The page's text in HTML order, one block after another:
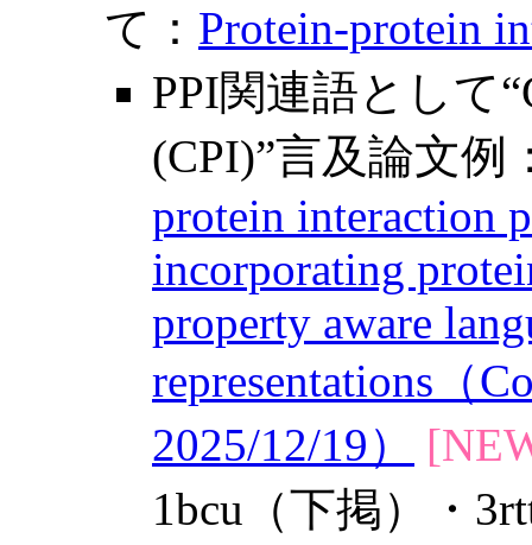
て： Protein-protein
PPI関連語として
(CPI)”言及論文例
protein interaction
incorporating
property aware
representations（
2025/12/19）
1bcu（下掲）・